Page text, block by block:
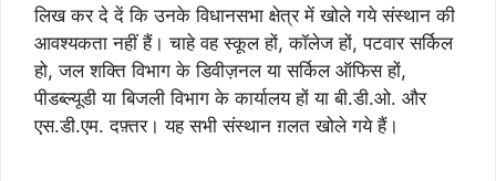
लिख कर दे दें कि उनके विधानसभा क्षेत्र में खोले गये संस्थान की
आवश्यकता नहीं हैं। चाहे वह स्कूल हों, कॉलेज हों, पटवार सर्किल
हो, जल शक्ति विभाग के डिवीज़नल या सर्किल ऑफिस हों,
पीडब्ल्यूडी या बिजली विभाग के कार्यालय हों या बी.डी.ओ. और
एस.डी.एम. दफ़्तर। यह सभी संस्थान ग़लत खोले गये हैं।